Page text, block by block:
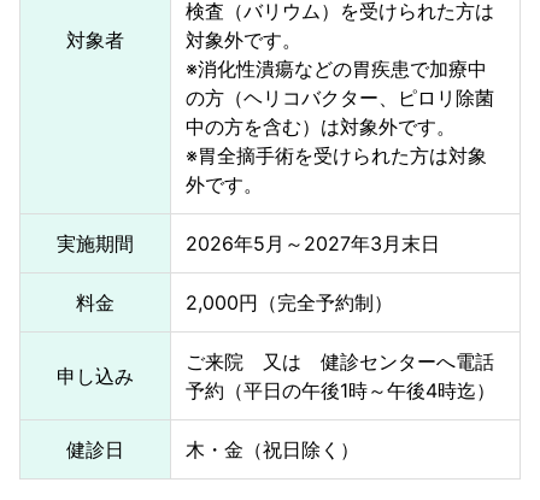
対象者
検査（バリウム）を受けられた方は
対象外です。
※消化性潰瘍などの胃疾患で加療中
の方（ヘリコバクター、ピロリ除菌
中の方を含む）は対象外です。
※胃全摘手術を受けられた方は対象
外です。
実施期間 2026年5月～2027年3月末日
料金 2,000円（完全予約制）
申し込み
ご来院 又は 健診センターへ電話
予約（平日の午後1時～午後4時迄）
健診日 木・金（祝日除く）